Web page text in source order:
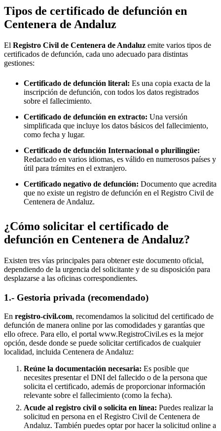
Tipos de certificado de defunción en
Centenera de Andaluz
El Registro Civil de Centenera de Andaluz emite varios tipos de
certificados de defunción, cada uno adecuado para distintas
gestiones:
Certificado de defunción literal: Es una copia exacta de la
inscripción de defunción, con todos los datos registrados
sobre el fallecimiento.
Certificado de defunción en extracto: Una versión
simplificada que incluye los datos básicos del fallecimiento,
como fecha y lugar.
Certificado de defunción Internacional o plurilingüe:
Redactado en varios idiomas, es válido en numerosos países y
útil para trámites en el extranjero.
Certificado negativo de defunción: Documento que acredita
que no existe un registro de defunción en el Registro Civil de
Centenera de Andaluz.
¿Cómo solicitar el certificado de
defunción en Centenera de Andaluz?
Existen tres vías principales para obtener este documento oficial,
dependiendo de la urgencia del solicitante y de su disposición para
desplazarse a las oficinas correspondientes.
1.- Gestoria privada (recomendado)
En registro-civil.com, recomendamos la solicitud del certificado de
defunción de manera online por las comodidades y garantías que
ello ofrece. Para ello, el portal www.RegistroCivil.es es la mejor
opción, desde donde se puede solicitar certificados de cualquier
localidad, incluida Centenera de Andaluz:
Reúne la documentación necesaria: Es posible que
necesites presentar el DNI del fallecido o de la persona que
solicita el certificado, además de proporcionar información
relevante sobre el fallecimiento (como la fecha).
Acude al registro civil o solicita en línea: Puedes realizar la
solicitud en persona en el Registro Civil de Centenera de
Andaluz. También puedes optar por hacer la solicitud online a